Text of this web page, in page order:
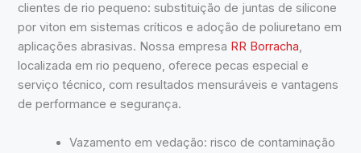
clientes de rio pequeno: substituição de juntas de silicone
por viton em sistemas críticos e adoção de poliuretano em
aplicações abrasivas. Nossa empresa RR Borracha,
localizada em rio pequeno, oferece pecas especial e
serviço técnico, com resultados mensuráveis e vantagens
de performance e segurança.
Vazamento em vedação: risco de contaminação